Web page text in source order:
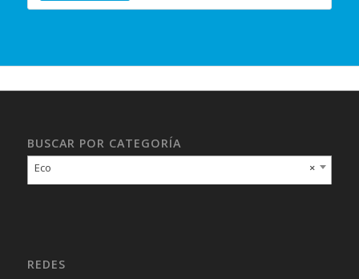
BUSCAR POR CATEGORÍA
×
Eco
REDES